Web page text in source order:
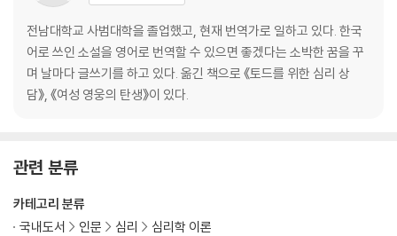
‘열등한 여성’이라는 신화
괴물 폭군 죽이기
낭만적인 사랑의 신화
에로스와 프시케
슈퍼우먼 환상
여성스러움 경멸하기
강한 여성의 딜레마
용을 무찔러도 공허한 여자들
전남대학교 사범대학을 졸업했고, 현재 번역가로 일하고 있다. 한국
어로 쓰인 소설을 영어로 번역할 수 있으면 좋겠다는 소박한 꿈을 꾸
며 날마다 글쓰기를 하고 있다. 옮긴 책으로 《토드를 위한 심리 상
담》, 《여성 영웅의 탄생》이 있다.
관련 분류
카테고리 분류
국내도서
인문 심리
심리학 이론